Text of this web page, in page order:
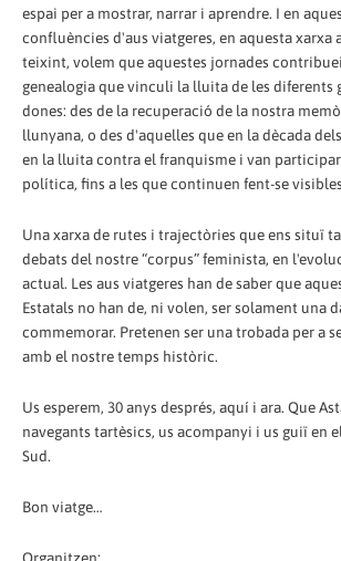
espai per a mostrar, narrar i aprendre. I en
confluències d'aus viatgeres, en aquesta xarxa
teixint, volem que aquestes jornades
genealogia que vinculi la lluita de les diferents
dones: des de la recuperació de la nostra
llunyana, o des d'aquelles que en la dècada
en la lluita contra el franquisme i van
política, fins a les que continuen fent-se
Una xarxa de rutes i trajectòries que ens situï
debats del nostre “corpus” feminista, en
actual. Les aus viatgeres han de saber que
Estatals no han de, ni volen, ser solament una
commemorar. Pretenen ser una trobada per a
amb el nostre temps històric.
Us esperem, 30 anys després, aquí i ara. Que
navegants tartèsics, us acompanyi i us guiï en
Sud.
Bon viatge…